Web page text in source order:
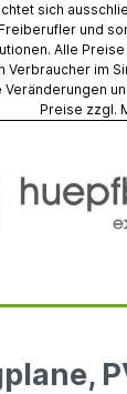
sich
und
Alle
Verbraucher im
Preise zzgl.